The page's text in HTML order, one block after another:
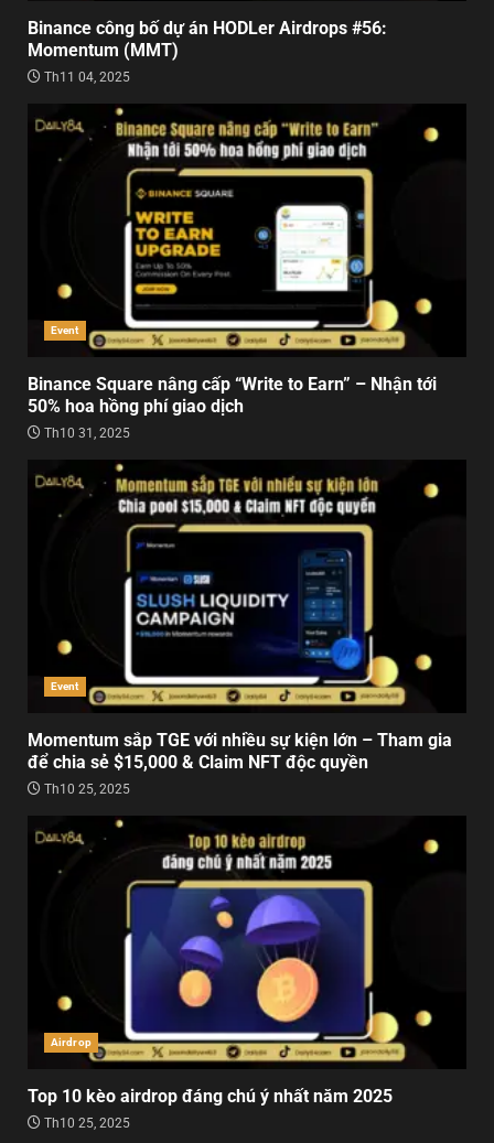
Binance công bố dự án HODLer Airdrops #56:
Momentum (MMT)
Th11 04, 2025
Event
Binance Square nâng cấp “Write to Earn” – Nhận tới
50% hoa hồng phí giao dịch
Th10 31, 2025
Event
Momentum sắp TGE với nhiều sự kiện lớn – Tham gia
để chia sẻ $15,000 & Claim NFT độc quyền
Th10 25, 2025
Airdrop
Top 10 kèo airdrop đáng chú ý nhất năm 2025
Th10 25, 2025